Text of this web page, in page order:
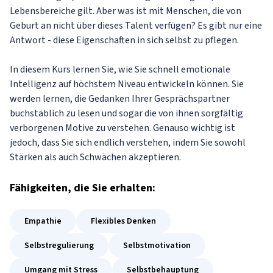
Lebensbereiche gilt. Aber was ist mit Menschen, die von
Geburt an nicht über dieses Talent verfügen? Es gibt nur eine
Antwort - diese Eigenschaften in sich selbst zu pflegen.
In diesem Kurs lernen Sie, wie Sie schnell emotionale
Intelligenz auf höchstem Niveau entwickeln können. Sie
werden lernen, die Gedanken Ihrer Gesprächspartner
buchstäblich zu lesen und sogar die von ihnen sorgfältig
verborgenen Motive zu verstehen. Genauso wichtig ist
jedoch, dass Sie sich endlich verstehen, indem Sie sowohl
Stärken als auch Schwächen akzeptieren.
Fähigkeiten, die Sie erhalten:
Empathie
Flexibles Denken
Selbstregulierung
Selbstmotivation
Umgang mit Stress
Selbstbehauptung